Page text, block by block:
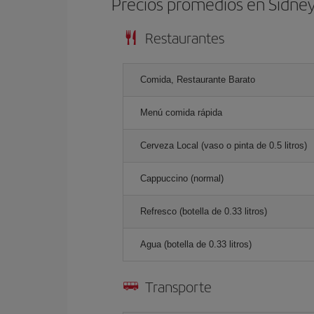
Restaurantes
Comida, Restaurante Barato
Menú comida rápida
Cerveza Local (vaso o pinta de 0.5 litros)
Cappuccino (normal)
Refresco (botella de 0.33 litros)
Agua (botella de 0.33 litros)
Transporte